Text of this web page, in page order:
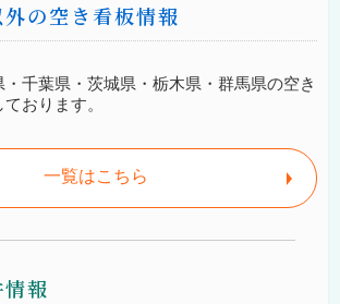
の空き看板情報
千葉県・茨城県・栃木県・群馬県の空き
おります。
一覧はこちら
報